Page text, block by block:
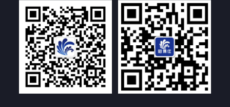
大型单槽带过滤系列
全自动/半自动系列
客户定制非标机参考
双槽三槽四槽五槽多槽系列
轮胎清洗机
多频 扫频
文章标签
超声波清洗机定制
超声波清洗机除油污
超声波清洗机除锈
超声波清洗机洗眼镜